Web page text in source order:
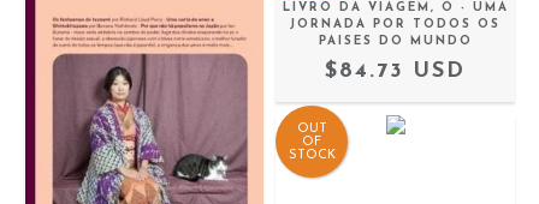
LIVRO DA VIAGEM, O - UMA
JORNADA POR TODOS OS
PAISES DO MUNDO
$84.73 USD
OUT
OF
STOCK